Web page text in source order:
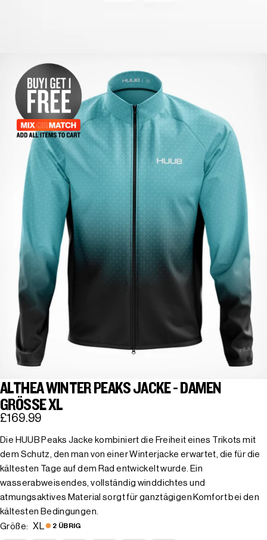
ALTHEA WINTER PEAKS JACKE - DAMEN
GRÖSSE XL
£169.99
Die HUUB Peaks Jacke kombiniert die Freiheit eines Trikots mit
dem Schutz, den man von einer Winterjacke erwartet, die für die
kältesten Tage auf dem Rad entwickelt wurde. Ein
wasserabweisendes, vollständig winddichtes und
atmungsaktives Material sorgt für ganztägigen Komfort bei den
kältesten Bedingungen.
Größe:
XL 2 ÜBRIG